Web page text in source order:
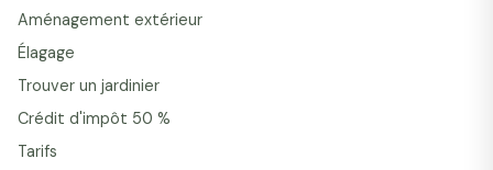
Aménagement extérieur
Élagage
Trouver un jardinier
Crédit d'impôt 50 %
Tarifs